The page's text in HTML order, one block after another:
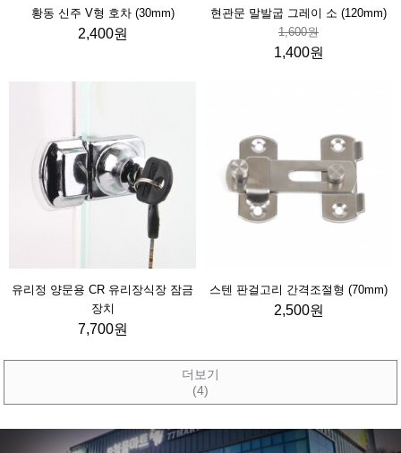
황동 신주 V형 호차 (30mm)
2,400원
현관문 말발굽 그레이 소 (120mm)
1,600원
1,400원
유리정 양문용 CR 유리장식장 잠금
장치
7,700원
스텐 판걸고리 간격조절형 (70mm)
2,500원
더보기
(4)